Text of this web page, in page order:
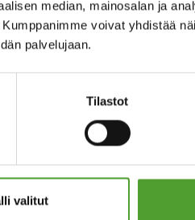
median, mainosalan ja
voivat yhdistää
palvelujaan.
Tilastot
valitut